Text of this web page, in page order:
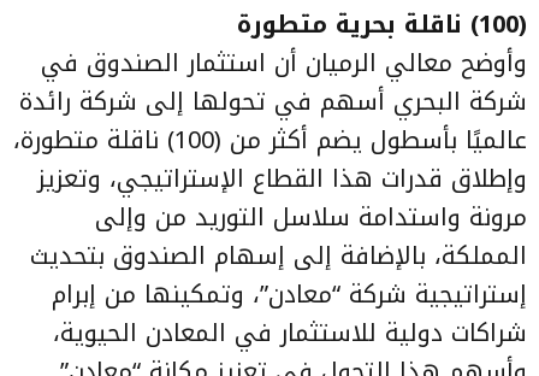
(100) ناقلة بحرية متطورة
وأوضح معالي الرميان أن استثمار الصندوق في
شركة البحري أسهم في تحولها إلى شركة رائدة
عالميًا بأسطول يضم أكثر من (100) ناقلة متطورة،
وإطلاق قدرات هذا القطاع الإستراتيجي، وتعزيز
مرونة واستدامة سلاسل التوريد من وإلى
المملكة، بالإضافة إلى إسهام الصندوق بتحديث
إستراتيجية شركة “معادن”، وتمكينها من إبرام
شراكات دولية للاستثمار في المعادن الحيوية،